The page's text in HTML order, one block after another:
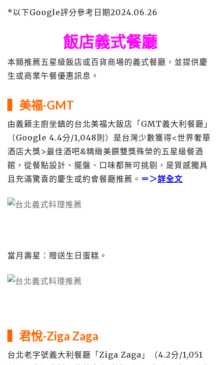
*以下Google評分參考日期2024.06.26
飯店義式餐廳
本類推薦五星級飯店或百貨商場的義式餐廳，並提供慶
生或商業午餐優惠訊息。
▍美福-GMT
由義籍主廚坐鎮的台北美福大飯店「GMT義大利餐廳」
（Google 4.4分/1,048則）是台灣少數獲得<世界奢華
酒店大獎>最佳酒吧&精緻美饌雙獎殊榮的五星級餐酒
館，從餐點設計、擺盤、口味都無可挑剔，是質感獨具
且充滿驚喜的慶生或約會餐廳推薦。 ＝＞詳全文
當月壽星：贈送生日蛋糕。
君悅-Ziga Zaga
台北老字號義大利餐廳「Ziga Zaga」（4.2分/1,051